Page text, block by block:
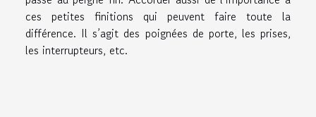
ces petites finitions qui peuvent faire toute la
différence. Il s’agit des poignées de porte, les prises,
les interrupteurs, etc.